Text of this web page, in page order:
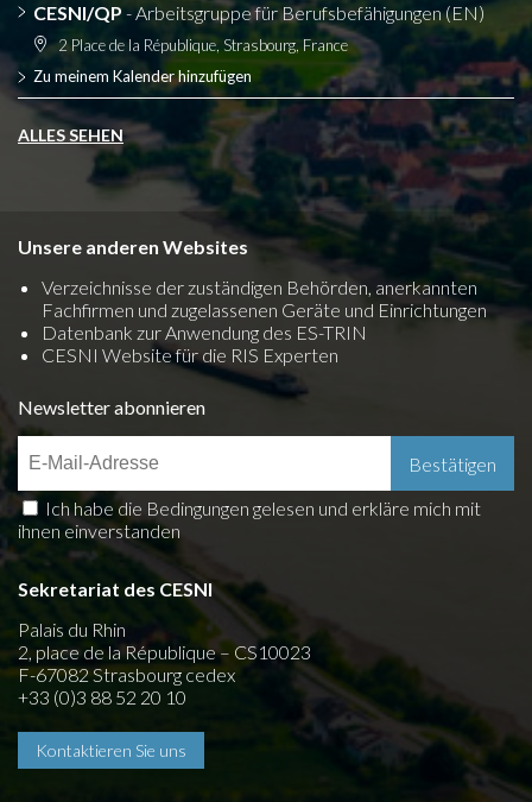
CESNI/QP- Arbeitsgruppe für Berufsbefähigungen (EN)
2 Place de la République, Strasbourg, France
Zu meinem Kalender hinzufügen
ALLES SEHEN
Unsere anderen Websites
Verzeichnisse der zuständigen Behörden, anerkannten
Fachfirmen und zugelassenen Geräte und Einrichtungen
Datenbank zur Anwendung des ES-TRIN
CESNI Website für die RIS Experten
Newsletter abonnieren
Ich habe die Bedingungen gelesen und erkläre mich mit
ihnen einverstanden
Sekretariat des CESNI
Palais du Rhin
2, place de la République – CS10023
F-67082 Strasbourg cedex
+33 (0)3 88 52 20 10
Kontaktieren Sie uns